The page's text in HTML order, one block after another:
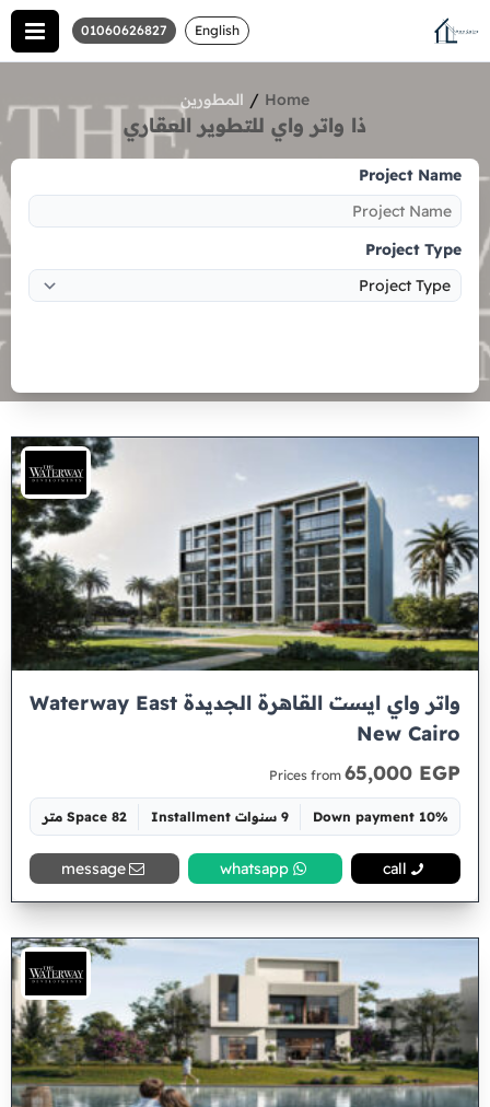
English
01060626827
Home
/ المطورين
ذا واتر واي للتطوير العقاري
Project Name
Project Type
واتر واي ايست القاهرة الجديدة Waterway East
New Cairo
Prices from 65,000 EGP
10% Down payment 9 سنوات Installment Space 82 متر
call
whatsapp
message